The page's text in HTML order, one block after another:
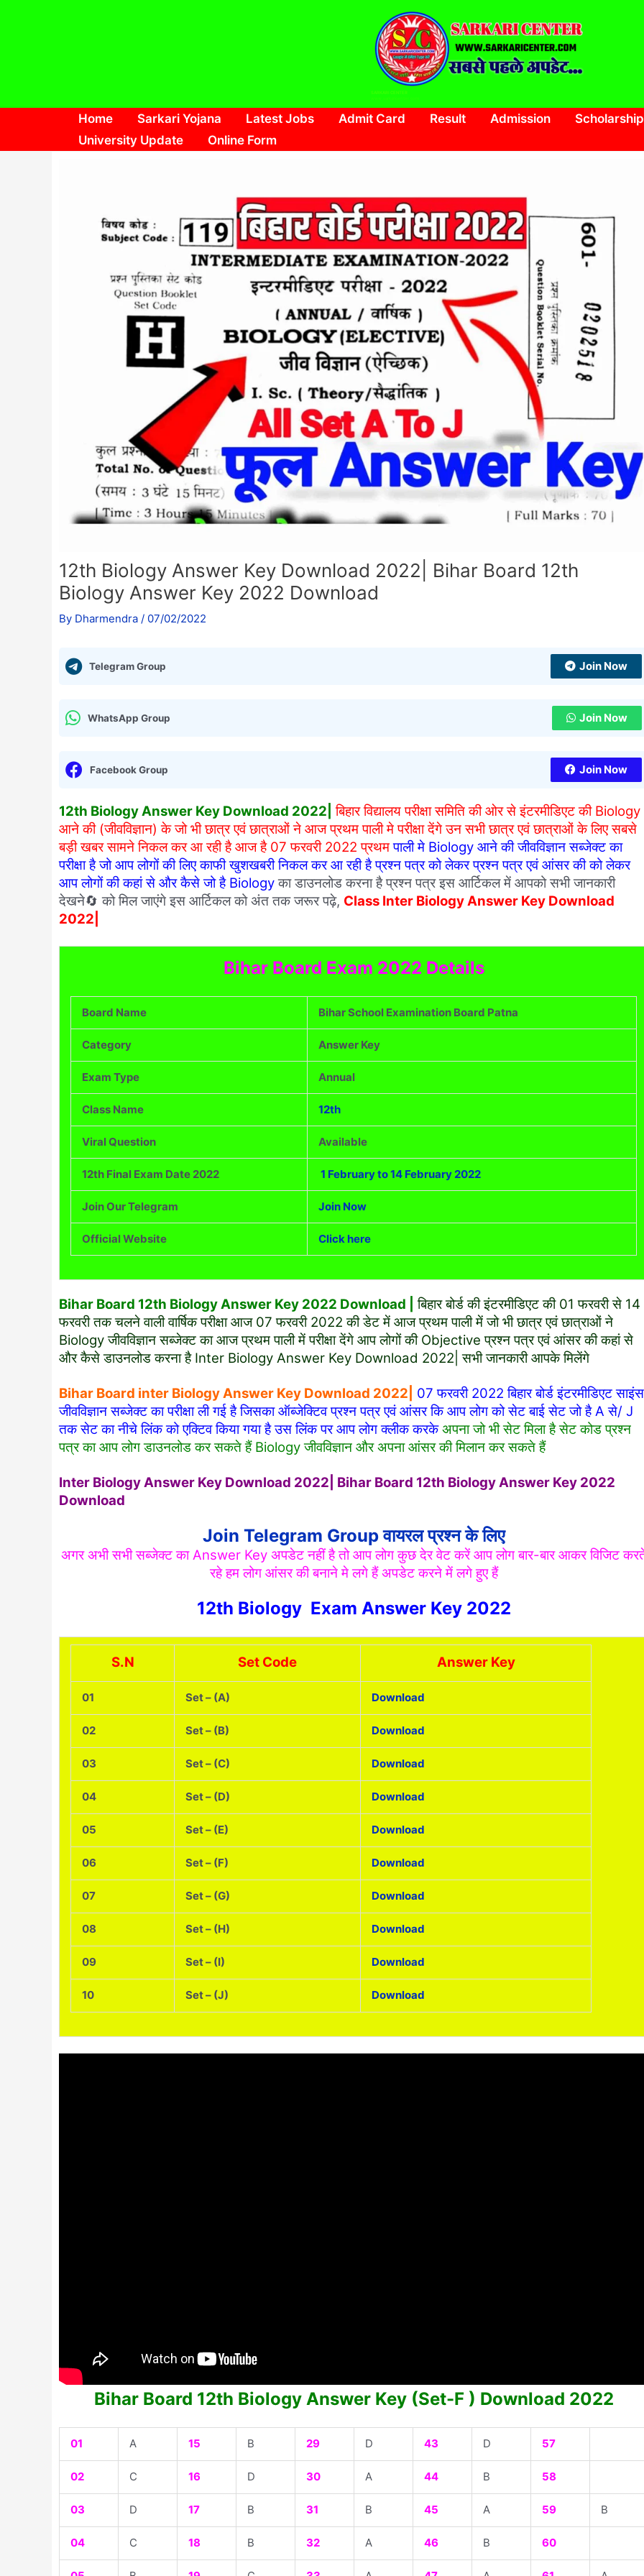
SARKARI CENTER
Home Sarkari Yojana Latest Jobs Admit Card Result Admission
Scholarship
University Update
Online Form
12th Biology Answer Key Download 2022| Bihar Board 12th
Biology Answer Key 2022 Download
By Dharmendra / 07/02/2022
Telegram Group Join Now
WhatsApp Group Join Now
Facebook Group Join Now
12th Biology Answer Key Download 2022| बिहार विद्यालय परीक्षा समिति की ओर से इंटरमीडिएट की Biology
आने की (जीवविज्ञान) के जो भी छात्र एवं छात्राओं ने आज प्रथम पाली मे परीक्षा देंगे उन सभी छात्र एवं छात्राओं के लिए सबसे
बड़ी खबर सामने निकल कर आ रही है आज है 07 फरवरी 2022 प्रथमपाली मे Biology आने की जीवविज्ञान सब्जेक्ट का
परीक्षा है जो आप लोगों की लिए काफी खुशखबरी निकल कर आ रही है प्रश्न पत्र को लेकर प्रश्न पत्र एवं आंसर की को लेकर
आप लोगों की कहां से और कैसे जो है Biologyका डाउनलोड करना है प्रश्न पत्र इस आर्टिकल में आपको सभी जानकारी
देखने🔄 को मिल जाएंगे इस आर्टिकल को अंत तक जरूर पढ़े, Class Inter Biology Answer Key Download
2022|
Bihar Board Exam 2022 Details
Board Name Bihar School Examination Board Patna
Category Answer Key
Exam Type Annual
Class Name 12th
Viral Question Available
12th Final Exam Date 2022 1 February to 14 February 2022
Join Our Telegram Join Now
Official Website Click here
Bihar Board 12th Biology Answer Key 2022 Download |
बिहार बोर्ड की इंटरमीडिएट की 01 फरवरी से 14
फरवरी तक चलने वाली वार्षिक परीक्षा आज 07 फरवरी 2022 की डेट में आज प्रथम पाली में जो भी छात्र एवं छात्राओं ने
Biology जीवविज्ञान सब्जेक्ट का आज प्रथम पाली में परीक्षा देंगे आप लोगों की Objective प्रश्न पत्र एवं आंसर की कहां से
और कैसे डाउनलोड करना है Inter Biology Answer Key Download 2022| सभी जानकारी आपके मिलेंगे
Bihar Board inter Biology Answer Key Download 2022|
07 फरवरी 2022 बिहार बोर्ड इंटरमीडिएट साइंस
जीवविज्ञान सब्जेक्ट का परीक्षा ली गई है जिसका ऑब्जेक्टिव प्रश्न पत्र एवं आंसर कि आप लोग को सेट बाई सेट जो है A से/ J
तक सेट का नीचे लिंक को एक्टिव किया गया है उस लिंक पर आप लोग क्लीक करके अपना जो भी सेट मिला है सेट कोड प्रश्न
पत्र का आप लोग डाउनलोड कर सकते हैं Biology जीवविज्ञान और अपना आंसर की मिलान कर सकते हैं
Inter Biology Answer Key Download 2022| Bihar Board 12th Biology Answer Key 2022
Download
Join Telegram Group वायरल प्रश्न के लिए
अगर अभी सभी सब्जेक्ट का Answer Key अपडेट नहीं है तो आप लोग कुछ देर वेट करें आप लोग बार-बार आकर विजिट
रहे हम लोग आंसर की बनाने मे लगे हैं अपडेट करने में लगे हुए हैं
12th Biology Exam Answer Key 2022
S.N Set Code Answer Key
01 Set – (A) Download
02 Set – (B) Download
03 Set – (C) Download
04 Set – (D) Download
05 Set – (E) Download
06 Set – (F) Download
07 Set – (G) Download
08 Set – (H) Download
09 Set – (I) Download
10 Set – (J) Download
Bihar Board 12th Biology Answer Key (Set-F ) Download 2022
01 A 15 B 29 D 43 D 57
02 C 16 D 30 A 44 B 58
03 D 17 B 31 B 45 A 59 B
04 C 18 B 32 A 46 B 60